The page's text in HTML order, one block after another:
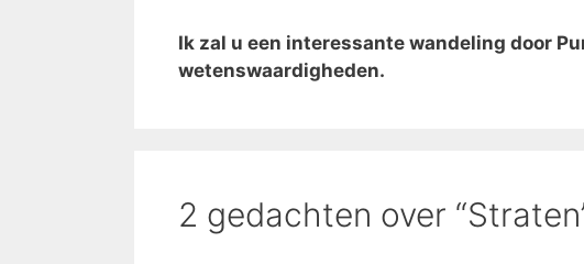
Ik zal u een interessante wandeling door
wetenswaardigheden.
2 gedachten over